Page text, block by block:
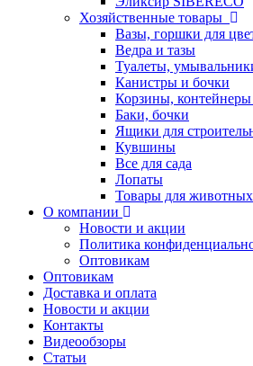
Хозяйственные товары
Вазы, горшки для
Ведра и тазы
Туалеты,
Канистры и бочки
Корзины, контейнеры
Баки, бочки
Ящики для
Кувшины
Все для сада
Лопаты
Товары для животных
О компании
Новости и акции
Политика
Оптовикам
Оптовикам
Доставка и оплата
Новости и акции
Контакты
Видеообзоры
Статьи